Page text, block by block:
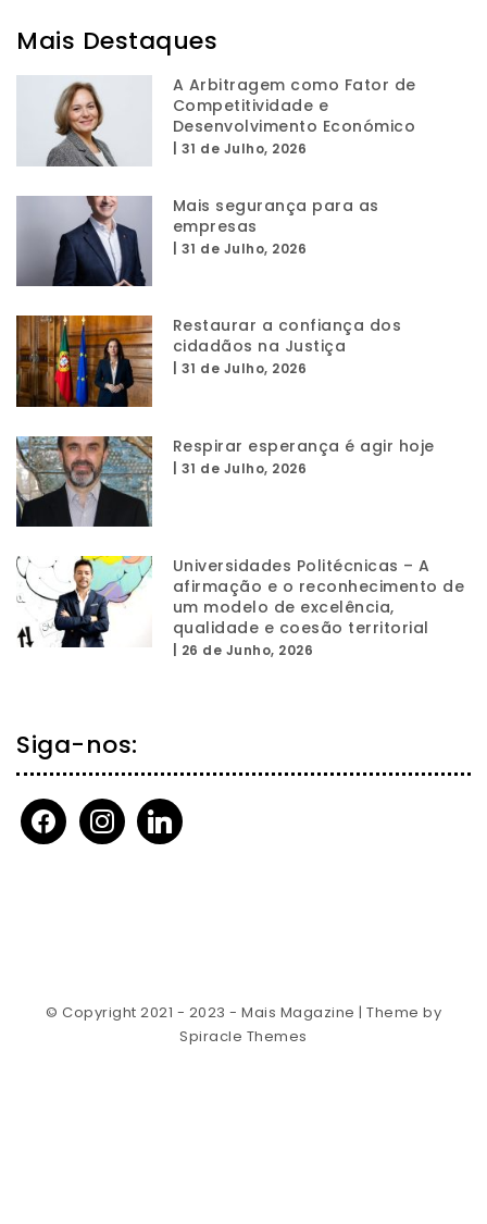
Mais Destaques
A Arbitragem como Fator de
Competitividade e
Desenvolvimento Económico
31 de Julho, 2026
Mais segurança para as
empresas
31 de Julho, 2026
Restaurar a confiança dos
cidadãos na Justiça
31 de Julho, 2026
Respirar esperança é agir hoje
31 de Julho, 2026
Universidades Politécnicas – A
afirmação e o reconhecimento de
um modelo de excelência,
qualidade e coesão territorial
26 de Junho, 2026
Siga-nos:
facebookinstagramlinkedin
© Copyright 2021 - 2023 - Mais Magazine | Theme by
Spiracle Themes